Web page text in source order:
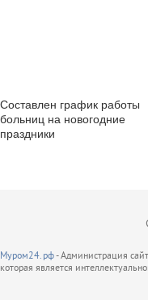
Составлен график работы
больниц на новогодние
праздники
Муром24.рф- Администрация
которая является